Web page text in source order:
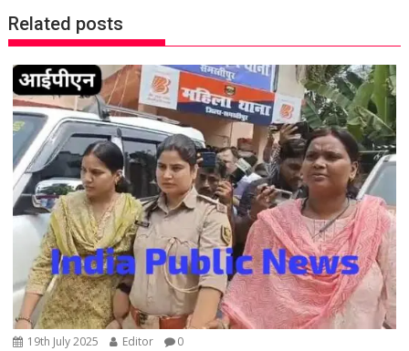
a
v
i
g
a
t
i
o
n
Related posts
19th July 2025 Editor 0